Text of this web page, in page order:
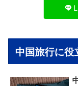
中国旅行に役